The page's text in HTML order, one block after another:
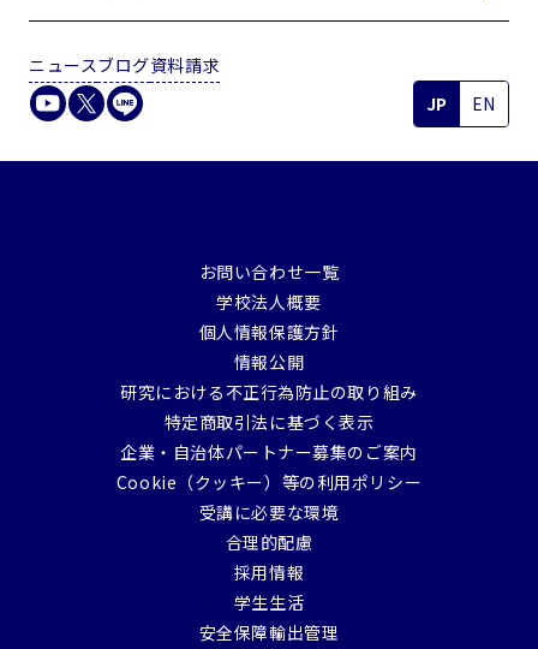
ニュースブログ資料請求
JP
EN
お問い合わせ一覧
学校法人概要
個人情報保護方針
情報公開
研究における不正行為防止の取り組み
特定商取引法に基づく表示
企業・自治体パートナー募集のご案内
Cookie（クッキー）等の利用ポリシー
受講に必要な環境
合理的配慮
採用情報
学生生活
安全保障輸出管理